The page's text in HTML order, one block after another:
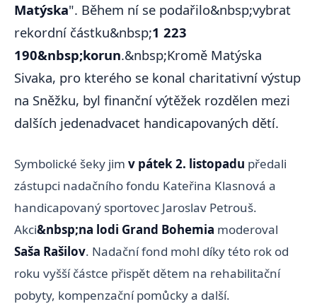
Matýska". Během ní se podařilo&nbsp;vybrat
rekordní částku&nbsp;1 223
190&nbsp;korun.&nbsp;Kromě Matýska
Sivaka, pro kterého se konal charitativní výstup
na Sněžku, byl finanční výtěžek rozdělen mezi
dalších jedenadvacet handicapovaných dětí.
Symbolické šeky jim v pátek 2. listopadu předali
zástupci nadačního fondu Kateřina Klasnová a
handicapovaný sportovec Jaroslav Petrouš.
Akci&nbsp;na lodi Grand Bohemia moderoval
Saša Rašilov. Nadační fond mohl díky této rok od
roku vyšší částce přispět dětem na rehabilitační
pobyty, kompenzační pomůcky a další.